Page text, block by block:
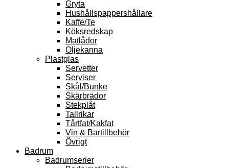
Gryta
Hushållspappershållare
Kaffe/Te
Köksredskap
Matlådor
Oljekanna
Plastglas
Servetter
Serviser
Skål/Bunke
Skärbrädor
Stekplåt
Tallrikar
Tårtfat/Kakfat
Vin & Bartillbehör
Övrigt
Badrum
Badrumserier